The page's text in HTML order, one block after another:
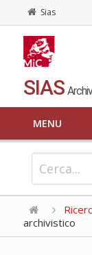
Sias
SIAS
MENU
archivistico